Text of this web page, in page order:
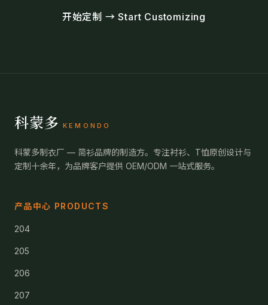
开始定制 → Start Customizing
科蒙多 KEMONDO
科蒙多制衣厂 — 简衫品牌的制造方。专注衬衫、T恤原创设计与
定制十余年，为品牌客户提供 OEM/ODM 一站式服务。
产品中心 PRODUCTS
204
205
206
207